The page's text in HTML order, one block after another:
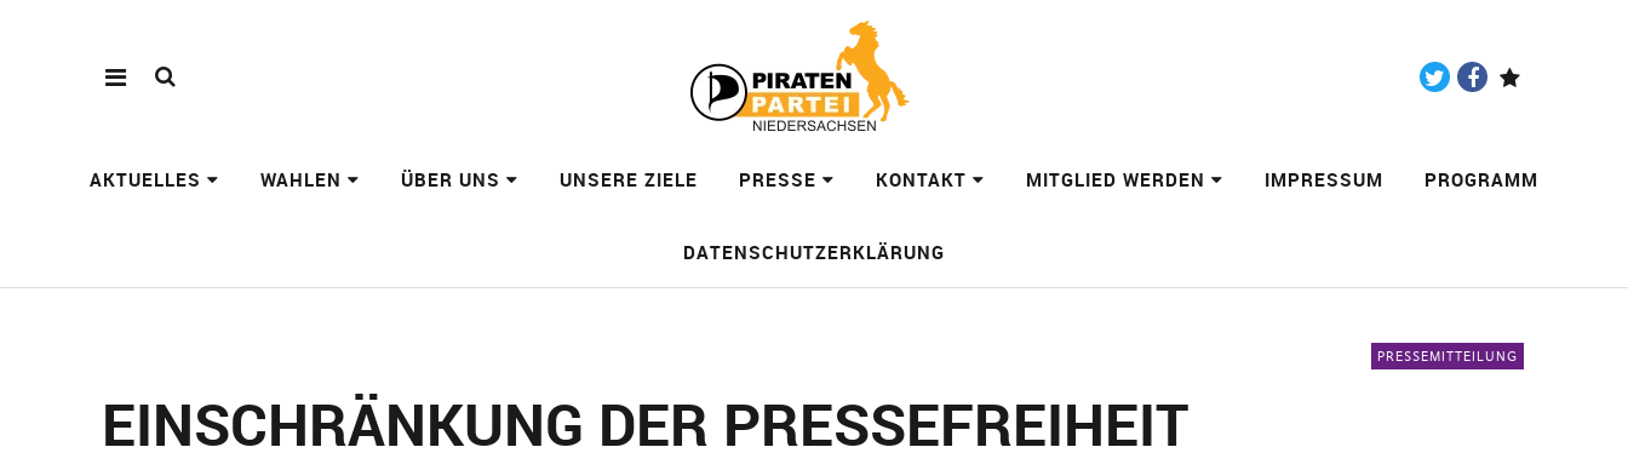
AKTUELLES WAHLEN ÜBER UNS UNSERE ZIELE PRESSE KONTAKT MITGLIED WERDEN IMPRESSUM PROGRAMM
DATENSCHUTZERKLÄRUNG
PRESSEMITTEILUNG
EINSCHRÄNKUNG DER PRESSEFREIHEIT